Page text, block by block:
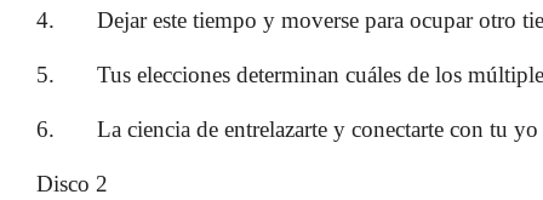
4. Dejar este tiempo y moverse para ocupar otro
5. Tus elecciones determinan cuáles de los
6. La ciencia de entrelazarte y conectarte con tu
Disco 2